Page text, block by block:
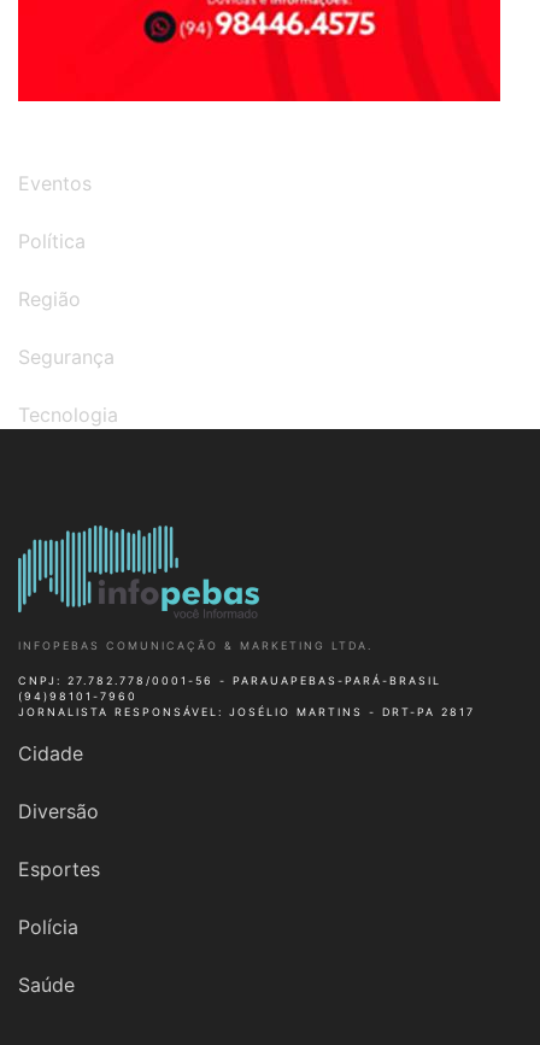
Eventos
Política
Região
Segurança
Tecnologia
INFOPEBAS COMUNICAÇÃO & MARKETING LTDA.
CNPJ: 27.782.778/0001-56 - PARAUAPEBAS-PARÁ-BRASIL
(94)98101-7960
JORNALISTA RESPONSÁVEL: JOSÉLIO MARTINS - DRT-PA 2817
Cidade
Diversão
Esportes
Polícia
Saúde